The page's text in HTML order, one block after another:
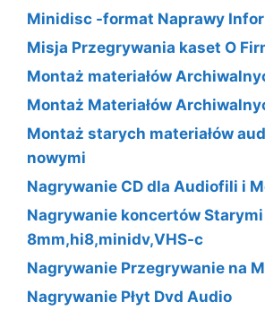
Minidisc -format Naprawy
Misja Przegrywania kaset O
Montaż materiałów
Montaż Materiałów
Montaż starych materiałów
nowymi
Nagrywanie CD dla Audiofili i
Nagrywanie koncertów
8mm,hi8,minidv,VHS-c
Nagrywanie Przegrywanie na
Nagrywanie Płyt Dvd Audio